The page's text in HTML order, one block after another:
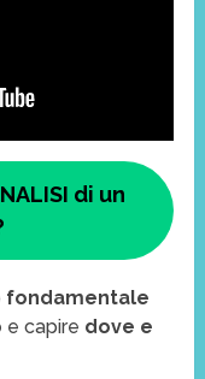
di un
fondamentale
e capire dove e